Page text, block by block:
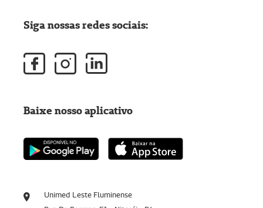
Unimed Leste Fluminense
Siga nossas redes sociais:
Baixe nosso aplicativo